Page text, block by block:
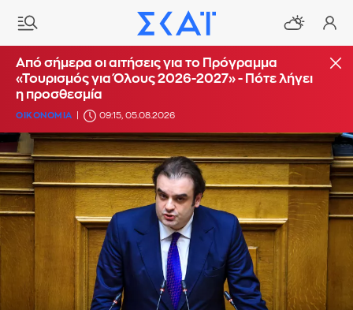
Από σήμερα οι αιτήσεις για το Πρόγραμμα
«Τουρισμός για Όλους 2026-2027» - Πότε λήγει
η προσθεσμία
ΟΙΚΟΝΟΜΙΑ 09:15, 05.08.2026